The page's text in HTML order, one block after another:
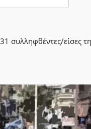
συλληφθέντες/είσες